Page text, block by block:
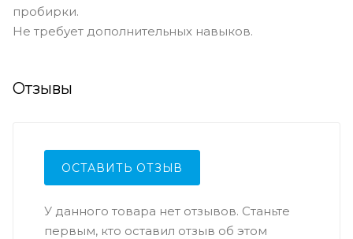
пробирки.
Не требует дополнительных навыков.
Отзывы
ОСТАВИТЬ ОТЗЫВ
У данного товара нет отзывов. Станьте
первым, кто оставил отзыв об этом